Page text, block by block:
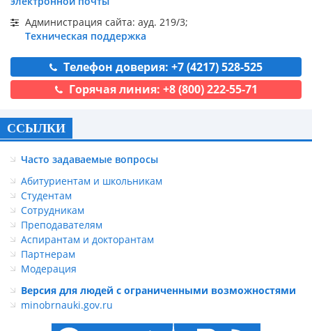
Администрация сайта: ауд. 219/3;
Техническая поддержка
Телефон доверия: +7 (4217) 528-525
Горячая линия: +8 (800) 222-55-71
ССЫЛКИ
Часто задаваемые вопросы
Абитуриентам и школьникам
Студентам
Сотрудникам
Преподавателям
Аспирантам и докторантам
Партнерам
Модерация
Версия для людей с ограниченными возможностями
minobrnauki.gov.ru